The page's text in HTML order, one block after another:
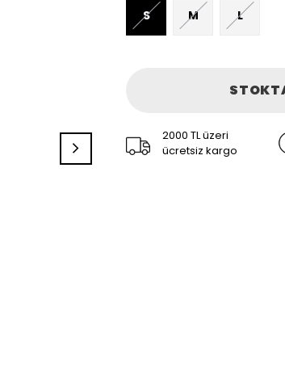
S M L
2000 TL üzeri
ücretsiz kargo